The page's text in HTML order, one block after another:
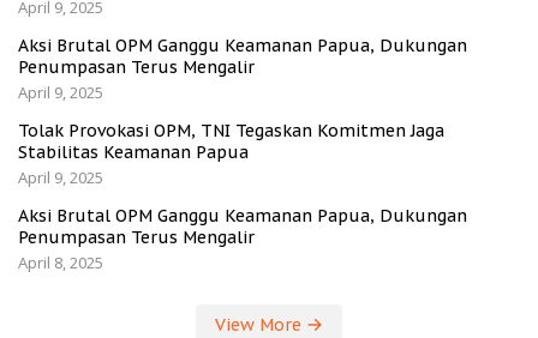
April 9, 2025
Aksi Brutal OPM Ganggu Keamanan Papua, Dukungan
Penumpasan Terus Mengalir
April 9, 2025
Tolak Provokasi OPM, TNI Tegaskan Komitmen Jaga
Stabilitas Keamanan Papua
April 9, 2025
Aksi Brutal OPM Ganggu Keamanan Papua, Dukungan
Penumpasan Terus Mengalir
April 8, 2025
View More